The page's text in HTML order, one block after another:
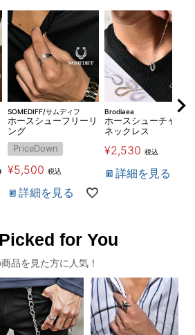
SOMEDIFF/サムディフ
ホースシューフリーリ
ング
PriceDown
¥5,500 税込
詳細を見る
Brodiaea
ホースシューチャーム
ネックレス
¥2,530 税込
詳細を見る
Picked for You
品を見た方に人気！